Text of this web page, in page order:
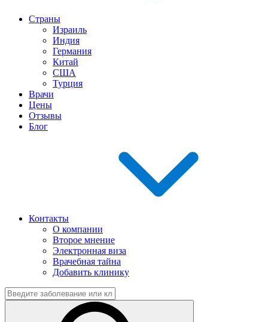
Страны
Израиль
Индия
Германия
Китай
США
Турция
Врачи
Цены
Отзывы
Блог
Контакты
О компании
Второе мнение
Электронная виза
Врачебная тайна
Добавить клинику